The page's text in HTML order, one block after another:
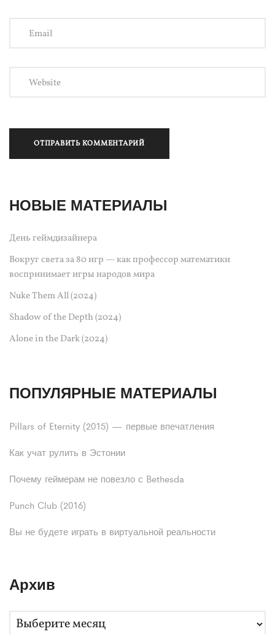
НОВЫЕ МАТЕРИАЛЫ
День геймдизайнера
Вокруг света за 80 игр — как профессор математики
воспринимает игры народов мира
Nuke Them All (2024)
Shadow of the Depth (2024)
Alone in the Dark (2024)
ПОПУЛЯРНЫЕ МАТЕРИАЛЫ
Pillars of Eternity (2015) — первые впечатления
Как учат рулить в Эстонии
Почему геймерам не повезло с Bethesda
Punch Club (2016)
Вы не будете играть в виртуальной реальности
Архив
А